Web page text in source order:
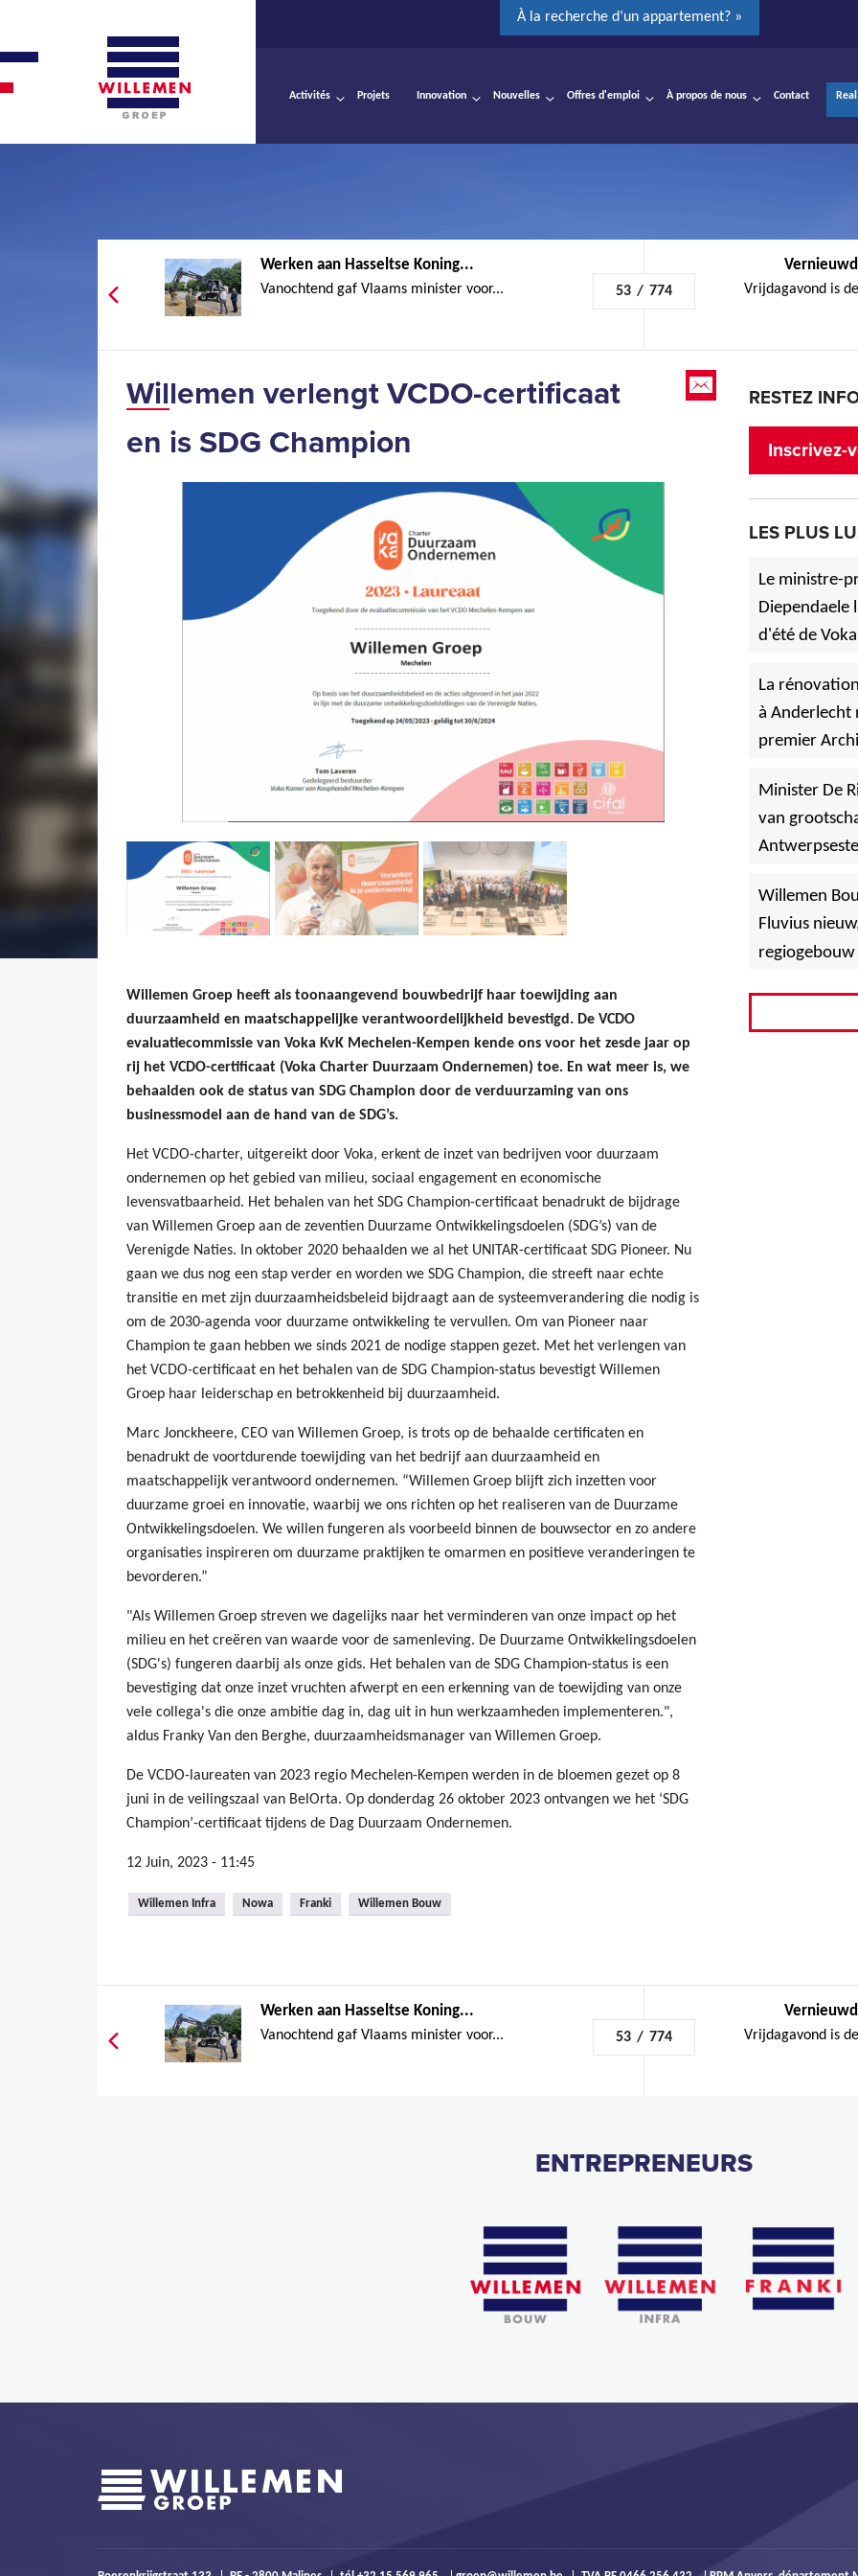
À la recherche d’un appartement? »
Activités Projets Innovation Nouvelles Offres d'emploi À propos de nous Contact
Werken aan Hasseltse Koning...
Vanochtend gaf Vlaams minister voor... 53 / 774 Vrijdagavond is
Willemen verlengt VCDO-certificaat
en is SDG Champion
Willemen Groep heeft als toonaangevend bouwbedrijf haar toewijding aan
duurzaamheid en maatschappelijke verantwoordelijkheid bevestigd. De VCDO
evaluatiecommissie van Voka KvK Mechelen-Kempen kende ons voor het zesde jaar op
rij het VCDO-certificaat (Voka Charter Duurzaam Ondernemen) toe. En wat meer is, we
behaalden ook de status van SDG Champion door de verduurzaming van ons
businessmodel aan de hand van de SDG’s.
Het VCDO-charter, uitgereikt door Voka, erkent de inzet van bedrijven voor duurzaam
ondernemen op het gebied van milieu, sociaal engagement en economische
levensvatbaarheid. Het behalen van het SDG Champion-certificaat benadrukt de bijdrage
van Willemen Groep aan de zeventien Duurzame Ontwikkelingsdoelen (SDG’s) van de
Verenigde Naties. In oktober 2020 behaalden we al het UNITAR-certificaat SDG Pioneer. Nu
gaan we dus nog een stap verder en worden we SDG Champion, die streeft naar echte
transitie en met zijn duurzaamheidsbeleid bijdraagt aan de systeemverandering die nodig is
om de 2030-agenda voor duurzame ontwikkeling te vervullen. Om van Pioneer naar
Champion te gaan hebben we sinds 2021 de nodige stappen gezet. Met het verlengen van
het VCDO-certificaat en het behalen van de SDG Champion-status bevestigt Willemen
Groep haar leiderschap en betrokkenheid bij duurzaamheid.
Marc Jonckheere, CEO van Willemen Groep, is trots op de behaalde certificaten en
benadrukt de voortdurende toewijding van het bedrijf aan duurzaamheid en
maatschappelijk verantwoord ondernemen. “Willemen Groep blijft zich inzetten voor
duurzame groei en innovatie, waarbij we ons richten op het realiseren van de Duurzame
Ontwikkelingsdoelen. We willen fungeren als voorbeeld binnen de bouwsector en zo andere
organisaties inspireren om duurzame praktijken te omarmen en positieve veranderingen te
bevorderen.”
"Als Willemen Groep streven we dagelijks naar het verminderen van onze impact op het
milieu en het creëren van waarde voor de samenleving. De Duurzame Ontwikkelingsdoelen
(SDG's) fungeren daarbij als onze gids. Het behalen van de SDG Champion-status is een
bevestiging dat onze inzet vruchten afwerpt en een erkenning van de toewijding van onze
vele collega's die onze ambitie dag in, dag uit in hun werkzaamheden implementeren.",
aldus Franky Van den Berghe, duurzaamheidsmanager van Willemen Groep.
De VCDO-laureaten van 2023 regio Mechelen-Kempen werden in de bloemen gezet op 8
juni in de veilingszaal van BelOrta. Op donderdag 26 oktober 2023 ontvangen we het ‘SDG
Champion’-certificaat tijdens de Dag Duurzaam Ondernemen.
12 Juin, 2023 - 11:45
Willemen Infra Nowa Franki Willemen Bouw
RESTEZ
Inscrivez-
LES PLUS
Le ministre-
Diependaele
d'été de
La
à Anderlecht
premier
Minister De
van
Willemen
Fluvius
Werken aan Hasseltse Koning...
Vanochtend gaf Vlaams minister voor... 53 / 774 Vrijdagavond is
ENTREPRENEURS